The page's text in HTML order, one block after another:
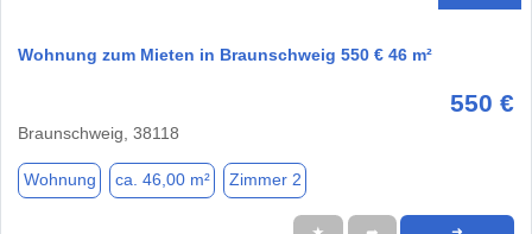
Wohnung zum Mieten in Braunschweig 550 € 46 m²
550 €
Braunschweig, 38118
Wohnung ca. 46,00 m² Zimmer 2